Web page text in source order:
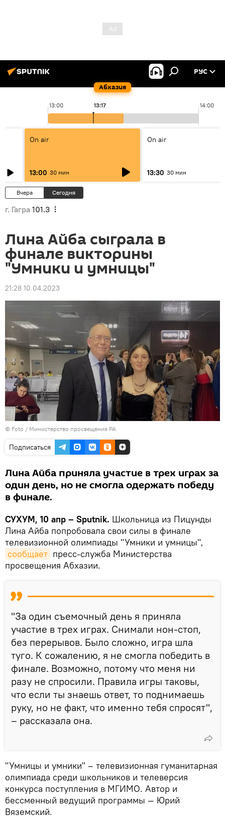
Абхазия
РУС
13:00 14:00
13:17
On air
13:00 30 мин
On air
13:30 30 мин
Вчера Сегодня
г. Гагра 101.3
Лина Айба сыграла в
финале викторины
"Умники и умницы"
21:28 10.04.2023
© Foto / Министерство просвещения РА
Подписаться
Лина Айба приняла участие в трех играх за
один день, но не смогла одержать победу
в финале.
СУХУМ, 10 апр – Sputnik. Школьница из Пицунды
Лина Айба попробовала свои силы в финале
телевизионной олимпиады "Умники и умницы",
сообщает пресс-служба Министерства
просвещения Абхазии.
"За один съемочный день я приняла
участие в трех играх. Снимали нон-стоп,
без перерывов. Было сложно, игра шла
туго. К сожалению, я не смогла победить в
финале. Возможно, потому что меня ни
разу не спросили. Правила игры таковы,
что если ты знаешь ответ, то поднимаешь
руку, но не факт, что именно тебя спросят",
– рассказала она.
"Умницы и умники" – телевизионная гуманитарная
олимпиада среди школьников и телеверсия
конкурса поступления в МГИМО. Автор и
бессменный ведущий программы — Юрий
Вяземский.